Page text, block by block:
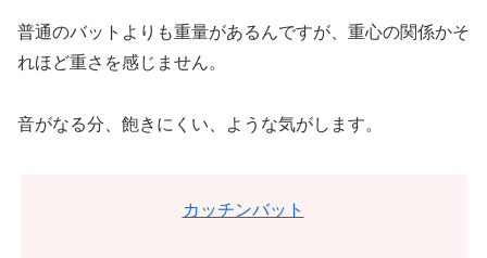
普通のバットよりも重量があるんですが、重心の関係かそ
れほど重さを感じません。
音がなる分、飽きにくい、ような気がします。
カッチンバット